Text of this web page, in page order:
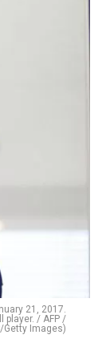
21, 2017.
player. / AFP /
Getty Images)